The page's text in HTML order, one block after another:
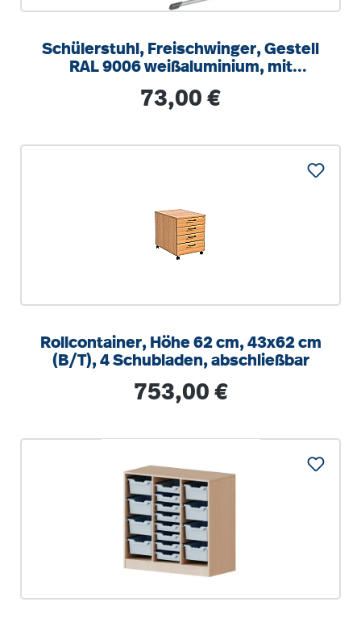
Schülerstuhl, Freischwinger, Gestell
RAL 9006 weißaluminium, mit
Regulärer Preis:
73,00 €
Rollcontainer, Höhe 62 cm, 43x62 cm
(B/T), 4 Schubladen, abschließbar
Regulärer Preis:
753,00 €